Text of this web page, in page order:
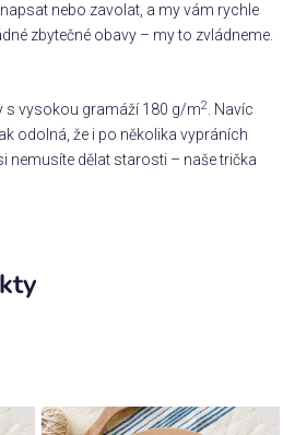
nebo zavolat, a my vám rychle
zbytečné obavy – my to zvládneme.
s vysokou gramáží 180 g/m2. Navíc
odolná, že i po několika vypráních
nemusíte dělat starosti – naše trička